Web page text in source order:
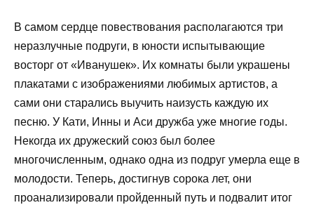
В самом сердце повествования располагаются три
неразлучные подруги, в юности испытывающие
восторг от «Иванушек». Их комнаты были украшены
плакатами с изображениями любимых артистов, а
сами они старались выучить наизусть каждую их
песню. У Кати, Инны и Аси дружба уже многие годы.
Некогда их дружеский союз был более
многочисленным, однако одна из подруг умерла еще в
молодости. Теперь, достигнув сорока лет, они
проанализировали пройденный путь и подвалит итог